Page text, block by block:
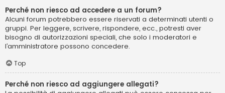
Perché non riesco ad accedere a un forum?
Alcuni forum potrebbero essere riservati a determinati utenti o
gruppi. Per leggere, scrivere, rispondere, ecc., potresti aver
bisogno di autorizzazioni speciali, che solo i moderatori e
l’amministratore possono concedere.
Top
Perché non riesco ad aggiungere allegati?